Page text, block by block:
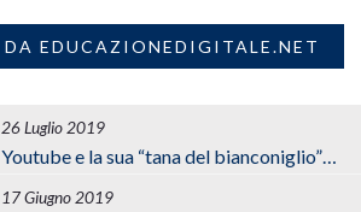
DA EDUCAZIONEDIGITALE.NET
26 Luglio 2019
Youtube e la sua “tana del bianconiglio”…
17 Giugno 2019